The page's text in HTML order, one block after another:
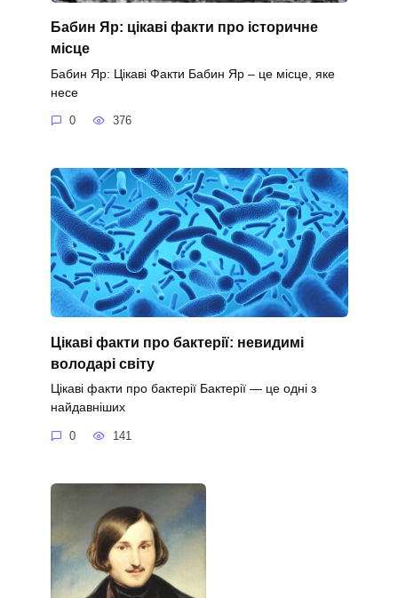
Бабин Яр: цікаві факти про історичне
місце
Бабин Яр: Цікаві Факти Бабин Яр – це місце, яке
несе
0 376
Цікаві факти про бактерії: невидимі
володарі світу
Цікаві факти про бактерії Бактерії — це одні з
найдавніших
0 141